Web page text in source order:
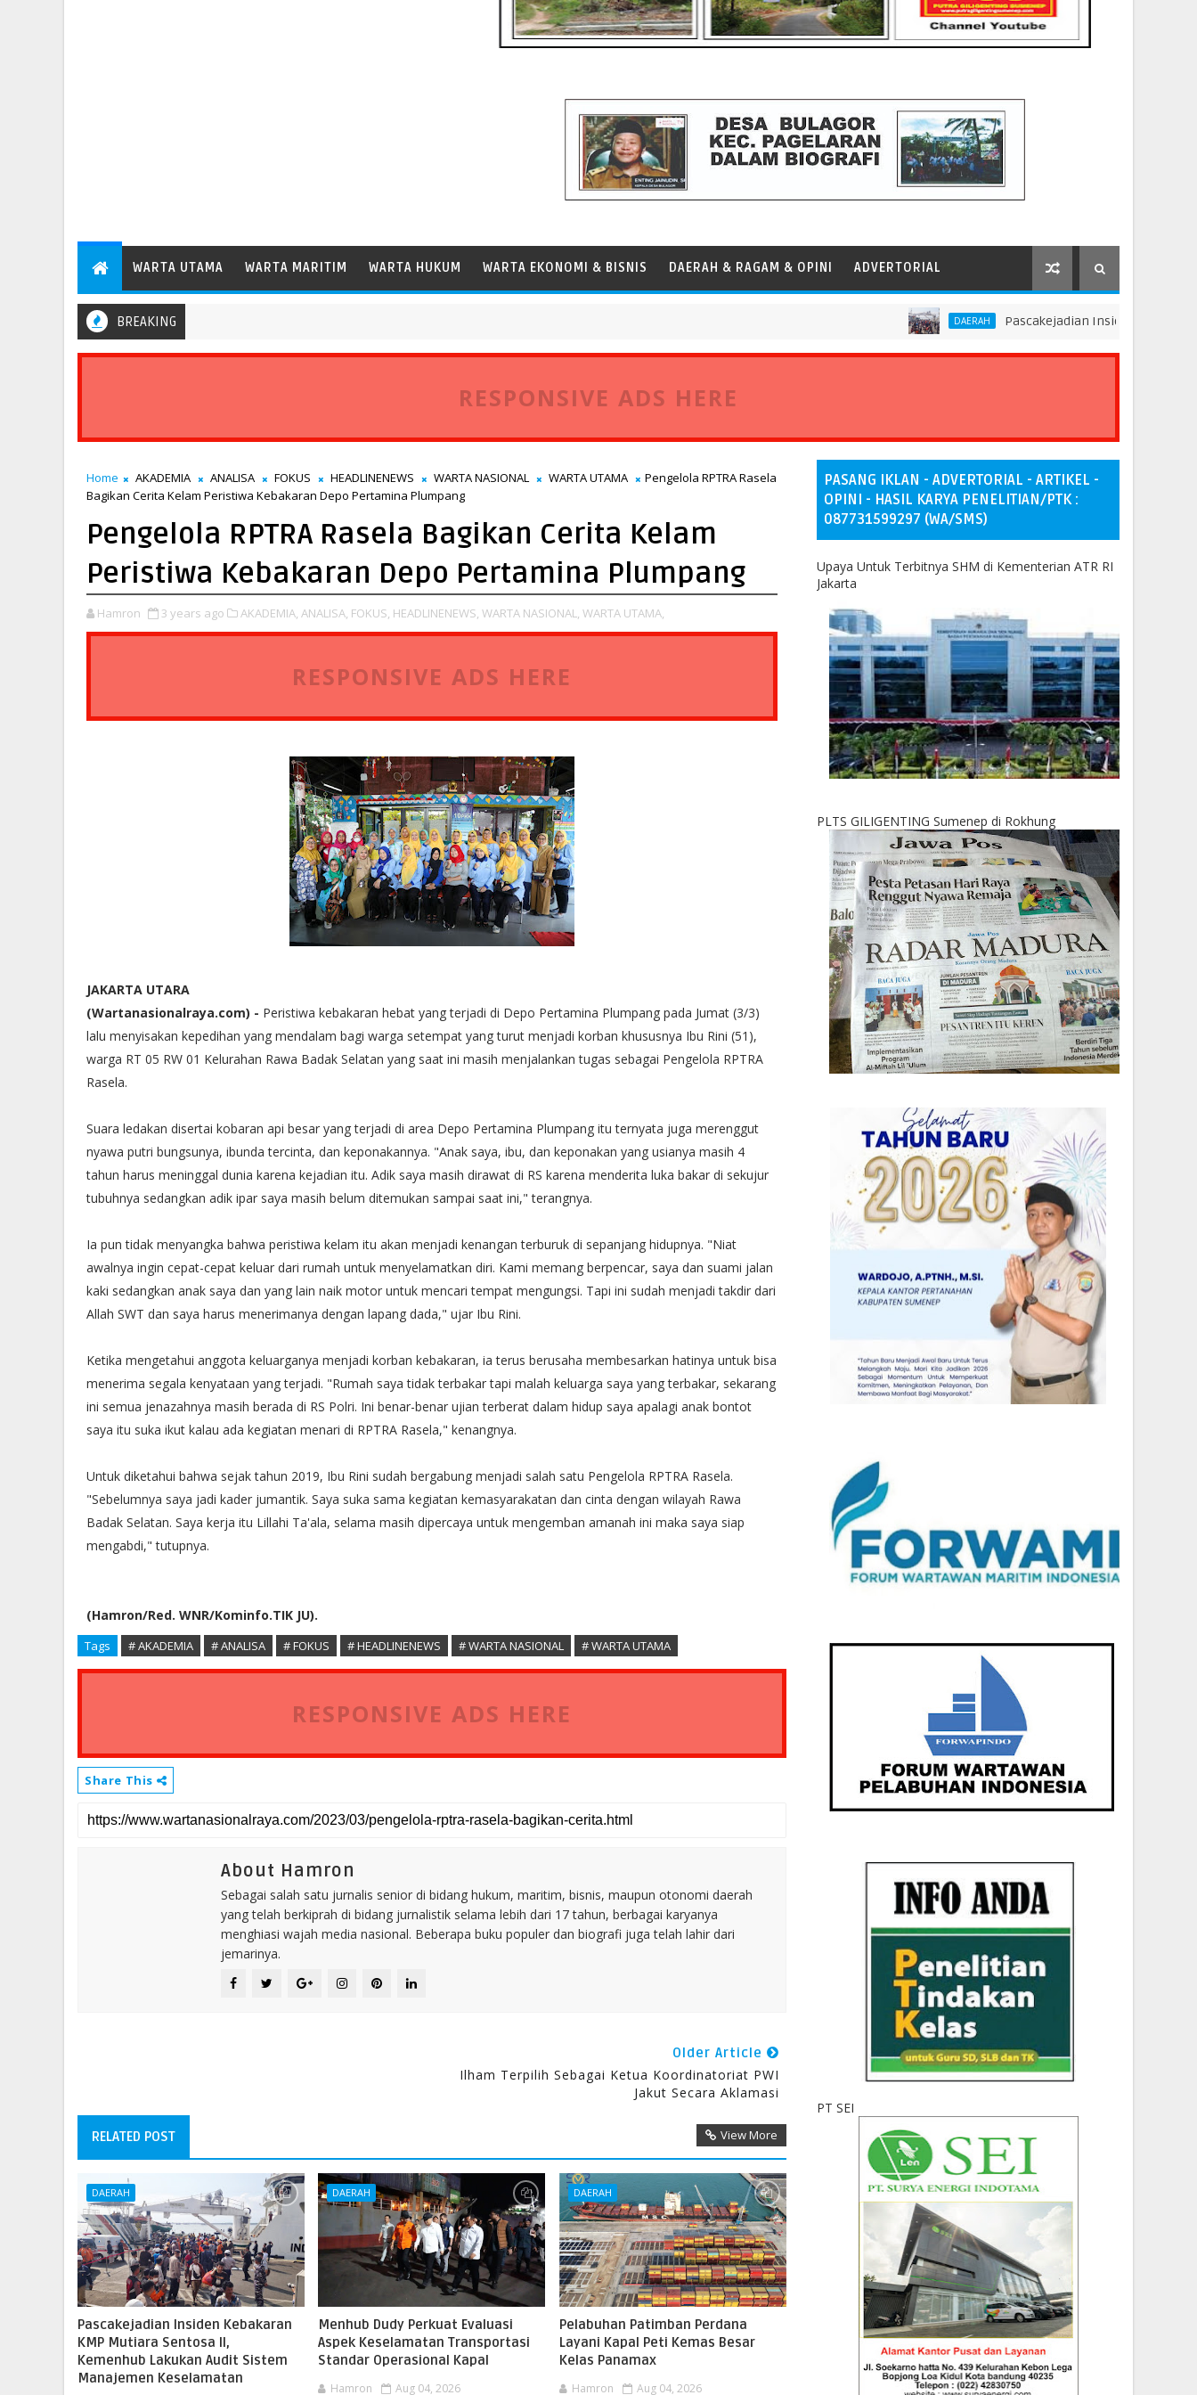
WARTA UTAMA WARTA MARITIM WARTA HUKUM WARTA EKONOMI & BISNIS DAERAH & RAGAM & OPINI ADVERTORIAL
BREAKING DAERAH Pascakejadian Insiden Kebakaran KMP
Operasikan Terminal 2 Petikemas, Perkuat Produktivitas Pelabuhan Tanjung Priok
RESPONSIVE ADS HERE
Home AKADEMIA ANALISA FOKUS HEADLINENEWS WARTA NASIONAL WARTA UTAMA
Pengelola RPTRA Rasela
Bagikan Cerita Kelam Peristiwa Kebakaran Depo Pertamina Plumpang
Pengelola RPTRA Rasela Bagikan Cerita Kelam
Peristiwa Kebakaran Depo Pertamina Plumpang
Hamron 3 years ago AKADEMIA, ANALISA, FOKUS, HEADLINENEWS, WARTA NASIONAL, WARTA UTAMA,
RESPONSIVE ADS HERE
JAKARTA UTARA
(Wartanasionalraya.com) - Peristiwa kebakaran hebat yang terjadi di Depo Pertamina Plumpang pada Jumat (3/3)
lalu menyisakan kepedihan yang mendalam bagi warga setempat yang turut menjadi korban khususnya Ibu Rini (51),
warga RT 05 RW 01 Kelurahan Rawa Badak Selatan yang saat ini masih menjalankan tugas sebagai Pengelola RPTRA
Rasela.
Suara ledakan disertai kobaran api besar yang terjadi di area Depo Pertamina Plumpang itu ternyata juga merenggut
nyawa putri bungsunya, ibunda tercinta, dan keponakannya. "Anak saya, ibu, dan keponakan yang usianya masih 4
tahun harus meninggal dunia karena kejadian itu. Adik saya masih dirawat di RS karena menderita luka bakar di sekujur
tubuhnya sedangkan adik ipar saya masih belum ditemukan sampai saat ini," terangnya.
Ia pun tidak menyangka bahwa peristiwa kelam itu akan menjadi kenangan terburuk di sepanjang hidupnya. "Niat
awalnya ingin cepat-cepat keluar dari rumah untuk menyelamatkan diri. Kami memang berpencar, saya dan suami jalan
kaki sedangkan anak saya dan yang lain naik motor untuk mencari tempat mengungsi. Tapi ini sudah menjadi takdir dari
Allah SWT dan saya harus menerimanya dengan lapang dada," ujar Ibu Rini.
Ketika mengetahui anggota keluarganya menjadi korban kebakaran, ia terus berusaha membesarkan hatinya untuk bisa
menerima segala kenyataan yang terjadi. "Rumah saya tidak terbakar tapi malah keluarga saya yang terbakar, sekarang
ini semua jenazahnya masih berada di RS Polri. Ini benar-benar ujian terberat dalam hidup saya apalagi anak bontot
saya itu suka ikut kalau ada kegiatan menari di RPTRA Rasela," kenangnya.
Untuk diketahui bahwa sejak tahun 2019, Ibu Rini sudah bergabung menjadi salah satu Pengelola RPTRA Rasela.
"Sebelumnya saya jadi kader jumantik. Saya suka sama kegiatan kemasyarakatan dan cinta dengan wilayah Rawa
Badak Selatan. Saya kerja itu Lillahi Ta'ala, selama masih dipercaya untuk mengemban amanah ini maka saya siap
mengabdi," tutupnya.
(Hamron/Red. WNR/Kominfo.TIK JU).
Tags # AKADEMIA # ANALISA # FOKUS # HEADLINENEWS # WARTA NASIONAL # WARTA UTAMA
RESPONSIVE ADS HERE
Share This
About Hamron
Sebagai salah satu jurnalis senior di bidang hukum, maritim, bisnis, maupun otonomi daerah
yang telah berkiprah di bidang jurnalistik selama lebih dari 17 tahun, berbagai karyanya
menghiasi wajah media nasional. Beberapa buku populer dan biografi juga telah lahir dari
jemarinya.
Older Article
Ilham Terpilih Sebagai Ketua Koordinatoriat PWI
Jakut Secara Aklamasi
RELATED POST View More
DAERAH
Pascakejadian Insiden Kebakaran
KMP Mutiara Sentosa II,
Kemenhub Lakukan Audit Sistem
Manajemen Keselamatan
DAERAH
Menhub Dudy Perkuat Evaluasi
Aspek Keselamatan Transportasi
Standar Operasional Kapal
Hamron Aug 04, 2026
DAERAH
Pelabuhan Patimban Perdana
Layani Kapal Peti Kemas Besar
Kelas Panamax
Hamron Aug 04, 2026
PASANG IKLAN - ADVERTORIAL - ARTIKEL -
OPINI - HASIL KARYA PENELITIAN/PTK :
087731599297 (WA/SMS)
Upaya Untuk Terbitnya SHM di Kementerian ATR RI
Jakarta
PLTS GILIGENTING Sumenep di Rokhung
PT SEI